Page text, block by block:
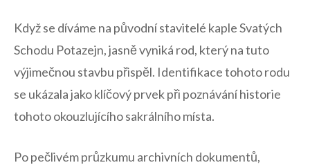
Když se díváme na původní stavitelé kaple Svatých
Schodu Potazejn, jasně vyniká rod, který na tuto
výjimečnou stavbu​ přispěl. Identifikace tohoto‍ rodu
se ukázala jako klíčový prvek při poznávání historie
tohoto okouzlujícího sakrálního‍ místa.
Po pečlivém průzkumu archivních dokumentů,